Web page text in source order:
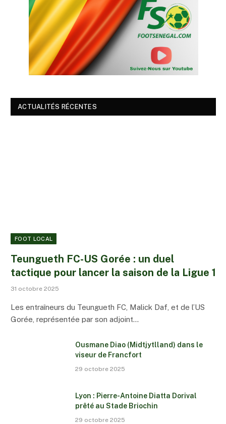
ACTUALITÉS RÉCENTES
FOOT LOCAL
Teungueth FC-US Gorée : un duel
tactique pour lancer la saison de la Ligue 1
31 octobre 2025
Les entraîneurs du Teungueth FC, Malick Daf, et de l’US
Gorée, représentée par son adjoint…
Ousmane Diao (Midtjytlland) dans le
viseur de Francfort
29 octobre 2025
Lyon : Pierre-Antoine Diatta Dorival
prêté au Stade Briochin
29 octobre 2025